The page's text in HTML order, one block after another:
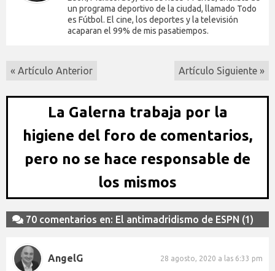
un programa deportivo de la ciudad, llamado Todo
es Fútbol. El cine, los deportes y la televisión
acaparan el 99% de mis pasatiempos.
« Artículo Anterior Artículo Siguiente »
La Galerna trabaja por la
higiene del foro de comentarios,
pero no se hace responsable de
los mismos
70 comentarios en: El antimadridismo de ESPN (1)
AngelG 28 agosto, 2020 a las 6:33 pm